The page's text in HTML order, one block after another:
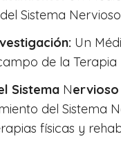
Sistema
Un
de la
Sistema N
del Sistema
físicas y